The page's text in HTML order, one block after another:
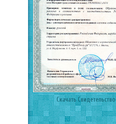
Скачать Свидетельство